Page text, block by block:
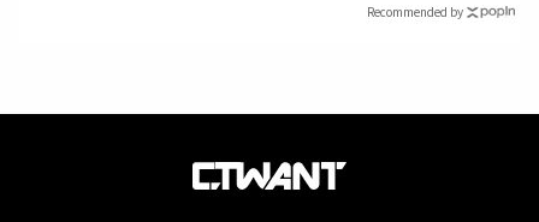
Recommended by